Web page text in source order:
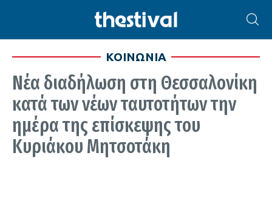
ΚΟΙΝΩΝΙΑ
Νέα διαδήλωση στη Θεσσαλονίκη
κατά των νέων ταυτοτήτων την
ημέρα της επίσκεψης του
Κυριάκου Μητσοτάκη